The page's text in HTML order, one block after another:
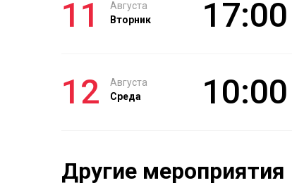
11
Августа
Вторник
17:00
12
Августа
Среда
10:00
Другие мероприятия